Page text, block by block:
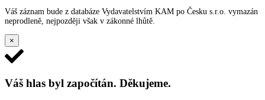
Váš záznam bude z databáze Vydavatelstvím KAM po Česku s.r.o. vymazán
neprodleně, nejpozději však v zákonné lhůtě.
×
Váš hlas byl započítán. Děkujeme.